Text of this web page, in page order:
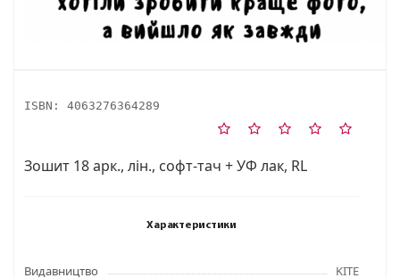
ISBN: 4063276364289
Зошит 18 арк., лін., софт-тач + УФ лак, RL
Характеристики
Видавництво KITE